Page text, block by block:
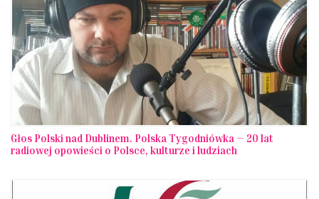
Głos Polski nad Dublinem. Polska Tygodniówka — 20 lat
radiowej opowieści o Polsce, kulturze i ludziach